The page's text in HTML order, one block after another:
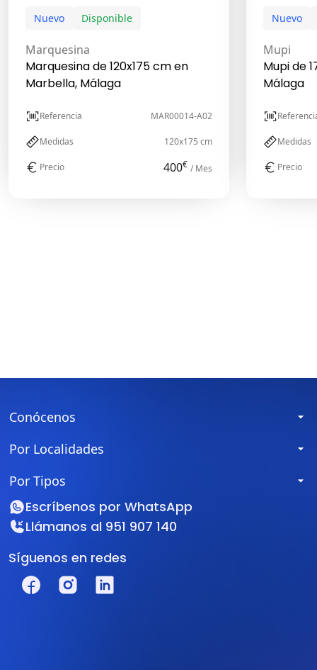
Nuevo Disponible
Marquesina
Marquesina de 120x175 cm en
Marbella, Málaga
Referencia MAR00014-A02
Medidas 120x175 cm
Precio 400€ / Mes
Nuevo
Mupi
Mupi de
Málaga
Medidas
Precio
Conócenos
Por Localidades
Por Tipos
Escríbenos por WhatsApp
Llámanos al 951 907 140
Síguenos en redes